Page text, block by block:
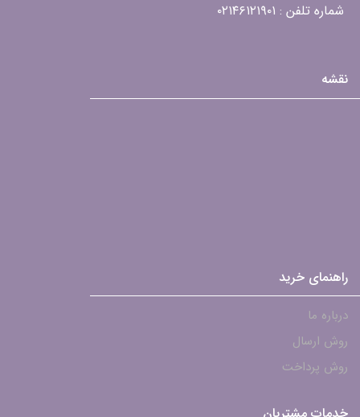
شماره تلفن : ۰۲۱۴۶۱۲۱۹۰۱
نقشه
راهنمای خرید
درباره ما
روش ارسال
روش پرداخت